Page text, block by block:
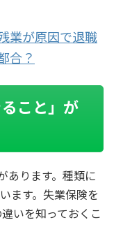
業が原因で退職
合？
こと」が
あります。種類に
ます。失業保険を
いを知っておくこ